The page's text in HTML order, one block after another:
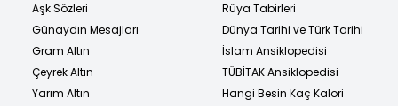
Aşk Sözleri
Günaydın Mesajları
Gram Altın
Çeyrek Altın
Yarım Altın
Rüya Tabirleri
Dünya Tarihi ve Türk Tarihi
İslam Ansiklopedisi
TÜBİTAK Ansiklopedisi
Hangi Besin Kaç Kalori